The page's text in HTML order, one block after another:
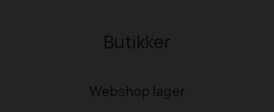
Butikker
Webshop lager